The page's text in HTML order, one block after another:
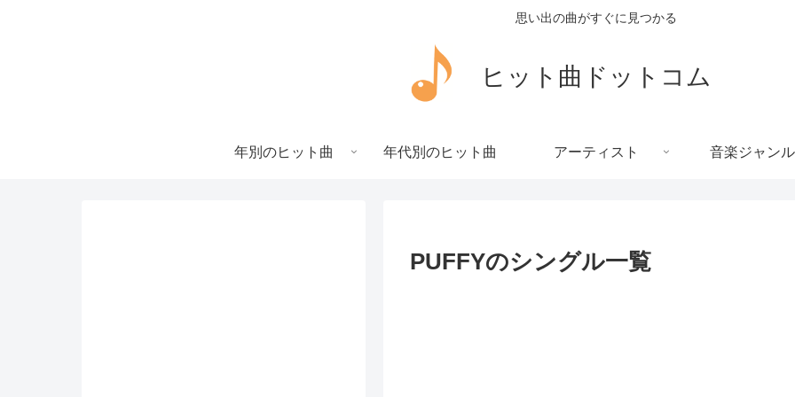
思い出の曲がすぐに見つかる
ヒット曲ドットコム
年別のヒット曲 年代別のヒット曲 アーティスト 音楽ジャンル
PUFFYのシングル一覧